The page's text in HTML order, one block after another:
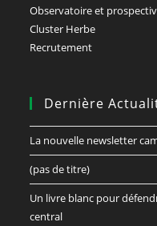
Observatoire et
Cluster Herbe
Recrutement
Dernière
La nouvelle newsletter
(pas de titre)
Un livre blanc pour
central